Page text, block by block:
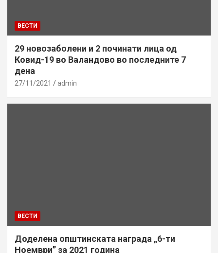
ВЕСТИ
29 новозаболени и 2 починати лица од
Ковид-19 во Валандово во последните 7
дена
27/11/2021 admin
ВЕСТИ
Доделена општинската награда „6-ти
Ноември” за 2021 година